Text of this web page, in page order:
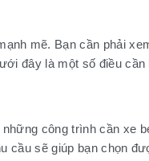
mẽ. Bạn cần phải
đây là một số điều
công trình cần xe
cầu sẽ giúp bạn chọn